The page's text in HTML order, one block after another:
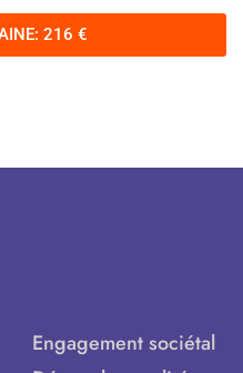
216 €
Engagement sociétal